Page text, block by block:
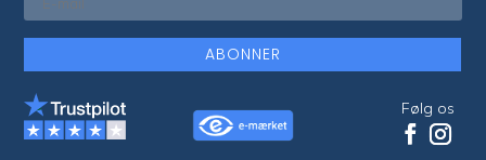
ABONNER
Følg os